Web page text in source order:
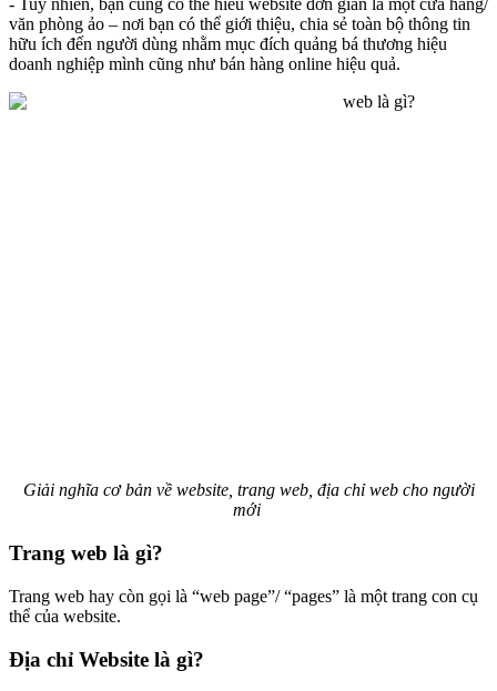
- Tuy nhiên, bạn cũng có thể hiểu website đơn giản là một cửa hàng/
văn phòng ảo – nơi bạn có thể giới thiệu, chia sẻ toàn bộ thông tin
hữu ích đến người dùng nhằm mục đích quảng bá thương hiệu
doanh nghiệp mình cũng như bán hàng online hiệu quả.
Giải nghĩa cơ bản về website, trang web, địa chỉ web cho người
mới
Trang web là gì?
Trang web hay còn gọi là “web page”/ “pages” là một trang con cụ
thể của website.
Địa chỉ Website là gì?